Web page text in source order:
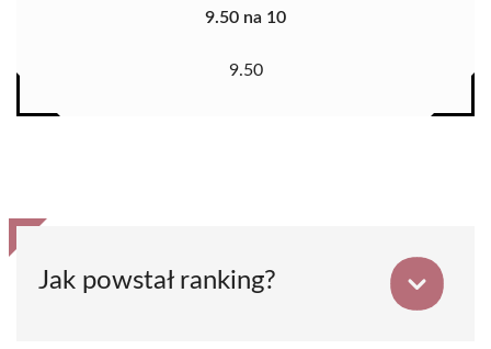
9.50 na 10
9.50
Jak powstał ranking?